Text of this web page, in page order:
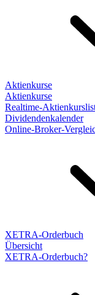
Aktienkurse
Aktienkurse
Realtime-
Dividendenkalender
Online-Broker-
XETRA-Orderbuch
Übersicht
XETRA-Orderbuch?